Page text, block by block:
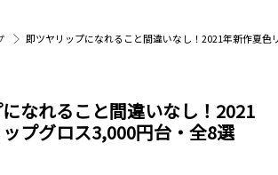
即ツヤリップになれること間違いなし！2021年新作夏色
なれること間違いなし！2021
プグロス3,000円台・全8選